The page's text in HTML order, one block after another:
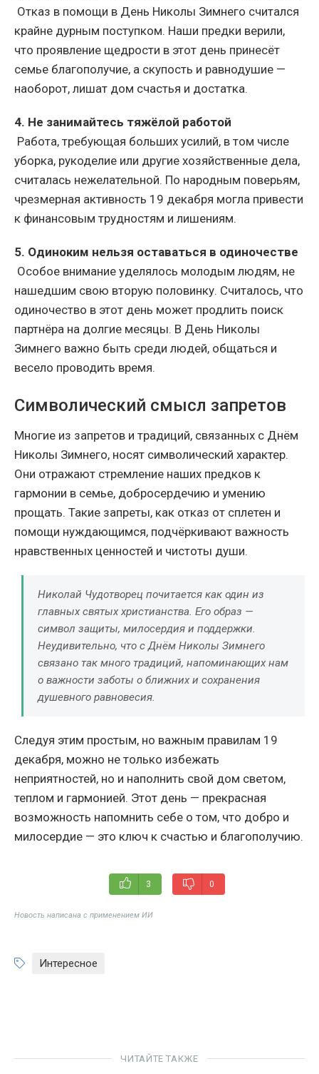
Отказ в помощи в День Николы Зимнего считался
крайне дурным поступком. Наши предки верили,
что проявление щедрости в этот день принесёт
семье благополучие, а скупость и равнодушие —
наоборот, лишат дом счастья и достатка.
4. Не занимайтесь тяжёлой работой
Работа, требующая больших усилий, в том числе
уборка, рукоделие или другие хозяйственные дела,
считалась нежелательной. По народным поверьям,
чрезмерная активность 19 декабря могла привести
к финансовым трудностям и лишениям.
5. Одиноким нельзя оставаться в одиночестве
Особое внимание уделялось молодым людям, не
нашедшим свою вторую половинку. Считалось, что
одиночество в этот день может продлить поиск
партнёра на долгие месяцы. В День Николы
Зимнего важно быть среди людей, общаться и
весело проводить время.
Символический смысл запретов
Многие из запретов и традиций, связанных с Днём
Николы Зимнего, носят символический характер.
Они отражают стремление наших предков к
гармонии в семье, добросердечию и умению
прощать. Такие запреты, как отказ от сплетен и
помощи нуждающимся, подчёркивают важность
нравственных ценностей и чистоты души.
Николай Чудотворец почитается как один из
главных святых христианства. Его образ —
символ защиты, милосердия и поддержки.
Неудивительно, что с Днём Николы Зимнего
связано так много традиций, напоминающих нам
о важности заботы о ближних и сохранения
душевного равновесия.
Следуя этим простым, но важным правилам 19
декабря, можно не только избежать
неприятностей, но и наполнить свой дом светом,
теплом и гармонией. Этот день — прекрасная
возможность напомнить себе о том, что добро и
милосердие — это ключ к счастью и благополучию.
3 0
Новость написана с применением ИИ
Интересное
ЧИТАЙТЕ ТАКЖЕ